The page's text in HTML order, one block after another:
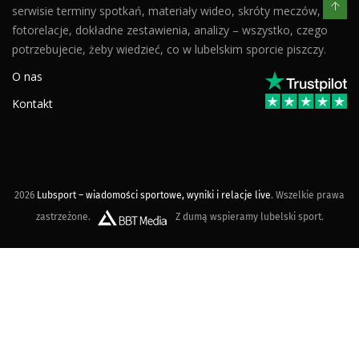
serwisie terminy spotkań, materiały wideo, skróty meczów,
fotorelacje, dokładne zestawienia, analizy – wszystko, czego
potrzebujecie, żeby wiedzieć, co w lubelskim sporcie piszczy.
O nas
Kontakt
2026 Lubsport – wiadomości sportowe, wyniki i relacje live. Wszelkie prawa
zastrzeżone.
Z dumą wspieramy lubelski sport.